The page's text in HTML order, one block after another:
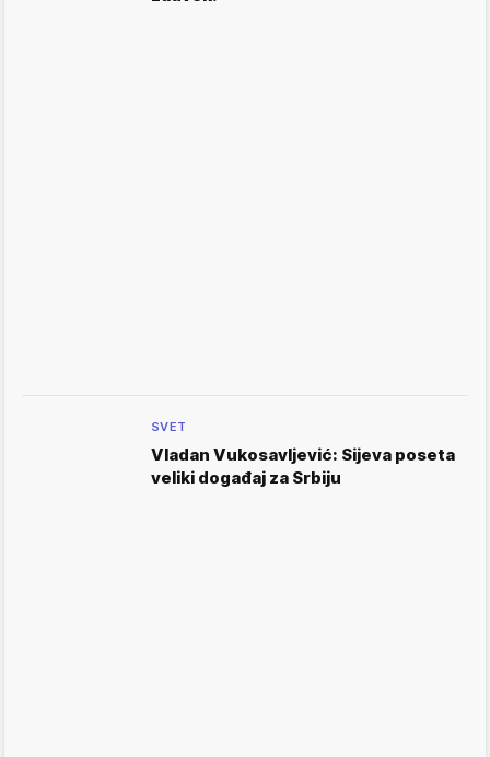
SVET
Vladan Vukosavljević: Sijeva poseta
veliki događaj za Srbiju